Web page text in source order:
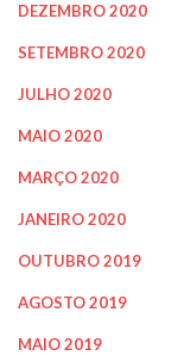
DEZEMBRO 2020
SETEMBRO 2020
JULHO 2020
MAIO 2020
MARÇO 2020
JANEIRO 2020
OUTUBRO 2019
AGOSTO 2019
MAIO 2019